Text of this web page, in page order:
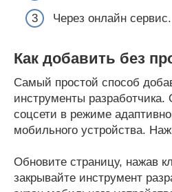
Через онлайн сервис.
Как добавить без
Самый простой способ
инструменты разработчика.
соцсети в режиме
мобильного устройства.
Обновите страницу, нажав
закрывайте инструмент